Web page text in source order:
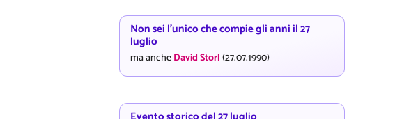
Non sei l'unico che compie gli anni il 27
luglio
ma ancheDavid Storl(27.07.1990)